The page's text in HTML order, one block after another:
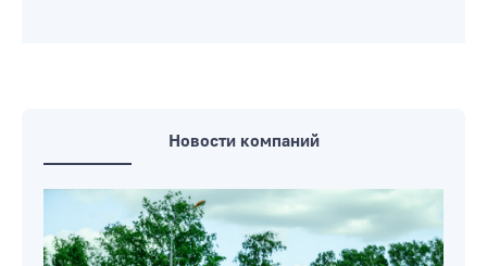
Новости компаний